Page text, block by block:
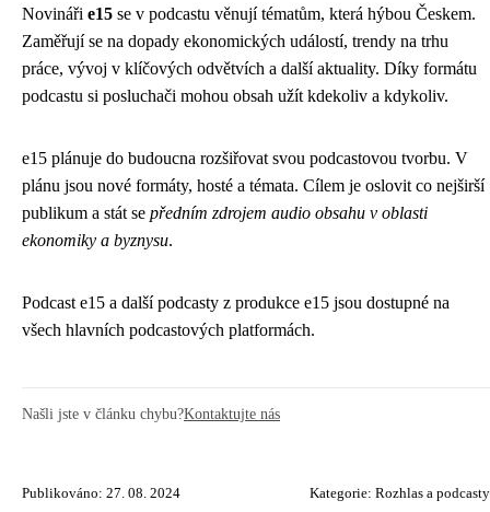
Novináři e15 se v podcastu věnují tématům, která hýbou Českem.
Zaměřují se na dopady ekonomických událostí, trendy na trhu
práce, vývoj v klíčových odvětvích a další aktuality. Díky formátu
podcastu si posluchači mohou obsah užít kdekoliv a kdykoliv.
e15 plánuje do budoucna rozšiřovat svou podcastovou tvorbu. V
plánu jsou nové formáty, hosté a témata. Cílem je oslovit co nejširší
publikum a stát se předním zdrojem audio obsahu v oblasti
ekonomiky a byznysu.
Podcast e15 a další podcasty z produkce e15 jsou dostupné na
všech hlavních podcastových platformách.
Našli jste v článku chybu?Kontaktujte nás
Publikováno: 27. 08. 2024 Kategorie: Rozhlas a podcasty